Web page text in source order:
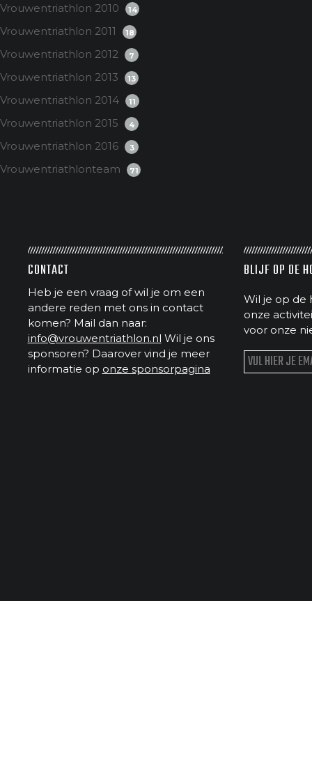
Vrouwentriathlon 2010 14
Vrouwentriathlon 2011 18
Vrouwentriathlon 2012 7
Vrouwentriathlon 2013 13
Vrouwentriathlon 2014 11
Vrouwentriathlon 2015 4
Vrouwentriathlon 2016 3
Vrouwentriathlonteam 71
CONTACT
Heb je een vraag of wil je om een
andere reden met ons in contact
komen? Mail dan naar:
info@vrouwentriathlon.nl Wil je ons
sponsoren? Daarover vind je meer
informatie op onze sponsorpagina
BLIJF OP DE
Wil je op de
onze
voor onze